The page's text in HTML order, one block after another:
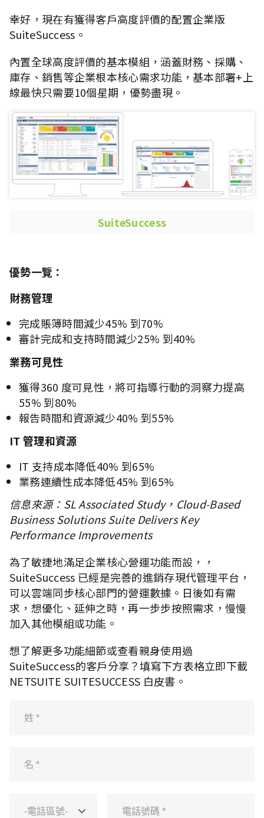
幸好，現在有獲得客戶高度評價的配置企業版
SuiteSuccess。
內置全球高度評價的基本模組，涵蓋財務、採購、
庫存、銷售等企業根本核心需求功能，基本部署+上
線最快只需要10個星期，優勢盡現。
SuiteSuccess
優勢一覽：
財務管理
完成賬簿時間減少45% 到70%
審計完成和支持時間減少25% 到40%
業務可見性
獲得360 度可見性，將可指導行動的洞察力提高
55% 到80%
報告時間和資源減少40% 到55%
IT 管理和資源
IT 支持成本降低40% 到65%
業務連續性成本降低45% 到65%
信息來源：SL Associated Study，Cloud-Based
Business Solutions Suite Delivers Key
Performance Improvements
為了敏捷地滿足企業核心營運功能而設，，
SuiteSuccess 已經是完善的進銷存現代管理平台，
可以雲端同步核心部門的營運數據。日後如有需
求，想優化、延伸之時，再一步步按照需求，慢慢
加入其他模組或功能。
想了解更多功能細節或查看親身使用過
SuiteSuccess的客戶分享？填寫下方表格立即下載
NETSUITE SUITESUCCESS 白皮書。